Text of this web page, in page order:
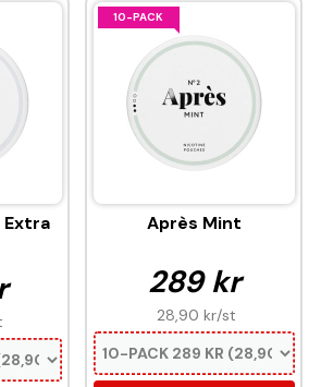
10-PACK
Après Mint
289 kr
28,90 kr/st